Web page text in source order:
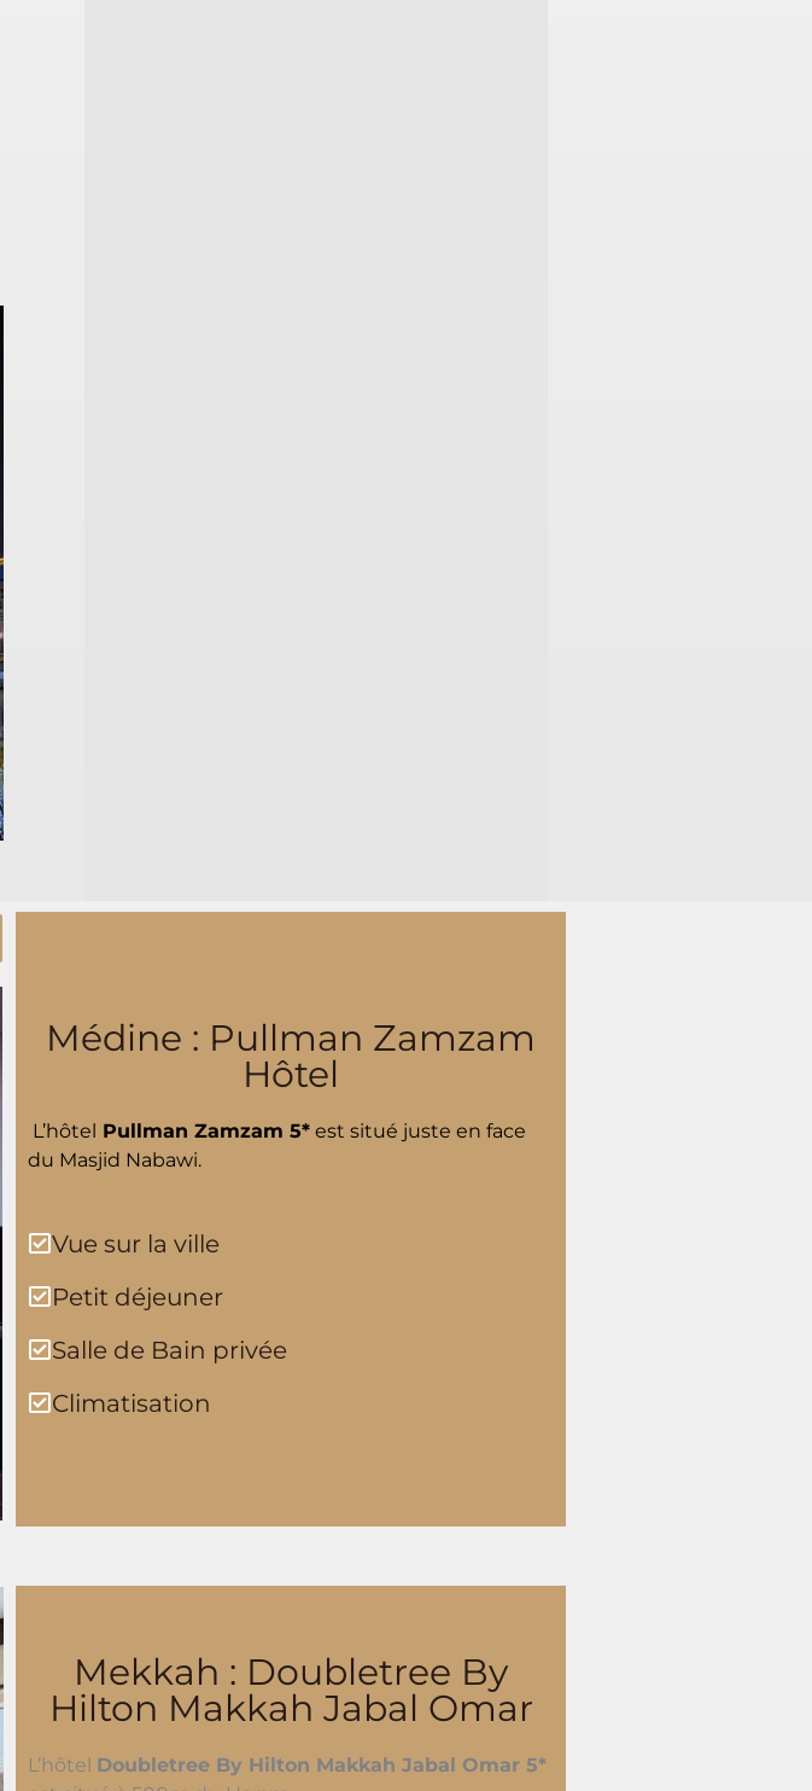
Médine : Pullman Zamzam
Hôtel
L’hôtel Pullman Zamzam 5* est situé juste en face
du Masjid Nabawi.
Vue sur la ville
Petit déjeuner
Salle de Bain privée
Climatisation
Mekkah : Doubletree By
Hilton Makkah Jabal Omar
L’hôtel Doubletree By Hilton Makkah Jabal Omar 5*